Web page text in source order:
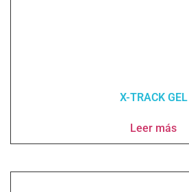
X-TRACK GEL
Leer más